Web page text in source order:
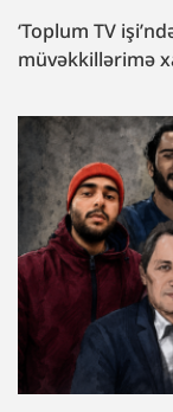
‘Toplum TV
müvəkkillərimə